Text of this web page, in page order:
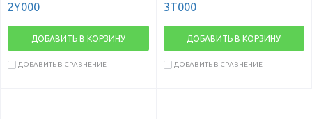
2Y000
ДОБАВИТЬ В КОРЗИНУ
ДОБАВИТЬ В СРАВНЕНИЕ
3T000
ДОБАВИТЬ В КОРЗИНУ
ДОБАВИТЬ В СРАВНЕНИЕ